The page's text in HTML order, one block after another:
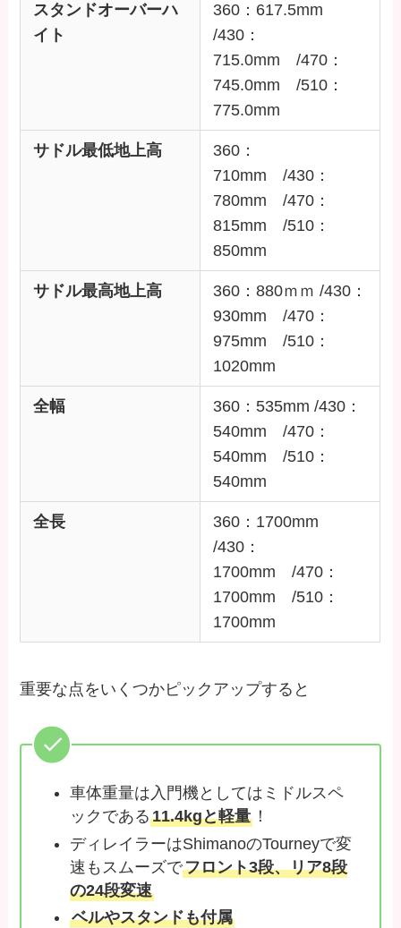
スタンドオーバーハ
イト
360：617.5mm
/430：
715.0mm /470：
745.0mm /510：
775.0mm
サドル最低地上高
360：
710mm /430：
780mm /470：
815mm /510：
850mm
サドル最高地上高
360：880ｍｍ /430：
930mm /470：
975mm /510：
1020mm
全幅
360：535mm /430：
540mm /470：
540mm /510：
540mm
全長
360：1700mm
/430：
1700mm /470：
1700mm /510：
1700mm
重要な点をいくつかピックアップすると
車体重量は入門機としてはミドルスペ
ックである11.4kgと軽量 ！
ディレイラーはShimanoのTourneyで変
速もスムーズでフロント3段、リア8段
の24段変速
ベルやスタンドも付属